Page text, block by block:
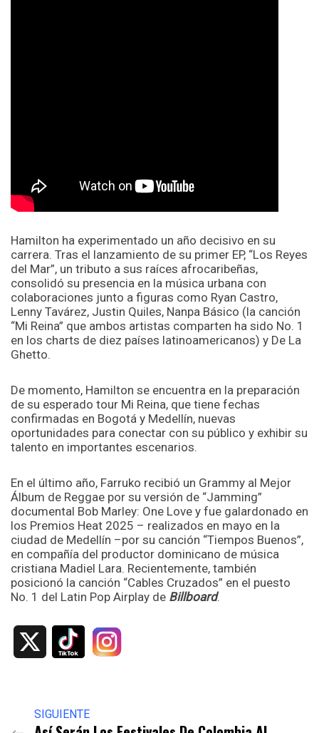
Hamilton ha experimentado un año decisivo en su
carrera. Tras el lanzamiento de su primer EP, “Los Reyes
del Mar”, un tributo a sus raíces afrocaribeñas,
consolidó su presencia en la música urbana con
colaboraciones junto a figuras como Ryan Castro,
Lenny Tavárez, Justin Quiles, Nanpa Básico (la canción
“Mi Reina” que ambos artistas comparten ha sido No. 1
en los charts de diez países latinoamericanos) y De La
Ghetto.
De momento, Hamilton se encuentra en la preparación
de su esperado tour Mi Reina, que tiene fechas
confirmadas en Bogotá y Medellín, nuevas
oportunidades para conectar con su público y exhibir su
talento en importantes escenarios.
En el último año, Farruko recibió un Grammy al Mejor
Álbum de Reggae por su versión de “Jamming”
documental Bob Marley: One Love y fue galardonado en
los Premios Heat 2025 – realizados en mayo en la
ciudad de Medellín –por su canción “Tiempos Buenos”,
en compañía del productor dominicano de música
cristiana Madiel Lara. Recientemente, también
posicionó la canción “Cables Cruzados” en el puesto
No. 1 del Latin Pop Airplay de Billboard.
SIGUIENTE